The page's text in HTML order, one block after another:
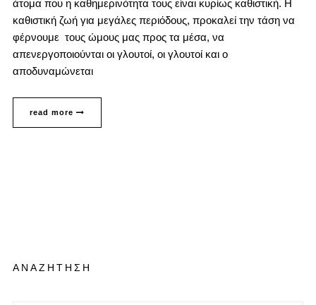
άτομα που η καθημερινότητα τους είναι κυρίως καθιστική. Η
καθιστική ζωή για μεγάλες περιόδους, προκαλεί την τάση να
φέρνουμε τους ώμους μας προς τα μέσα, να
απενεργοποιούνται οι γλουτοί, οι γλουτοί και ο
αποδυναμώνεται
read more
ΑΝΑΖΗΤΗΣΗ